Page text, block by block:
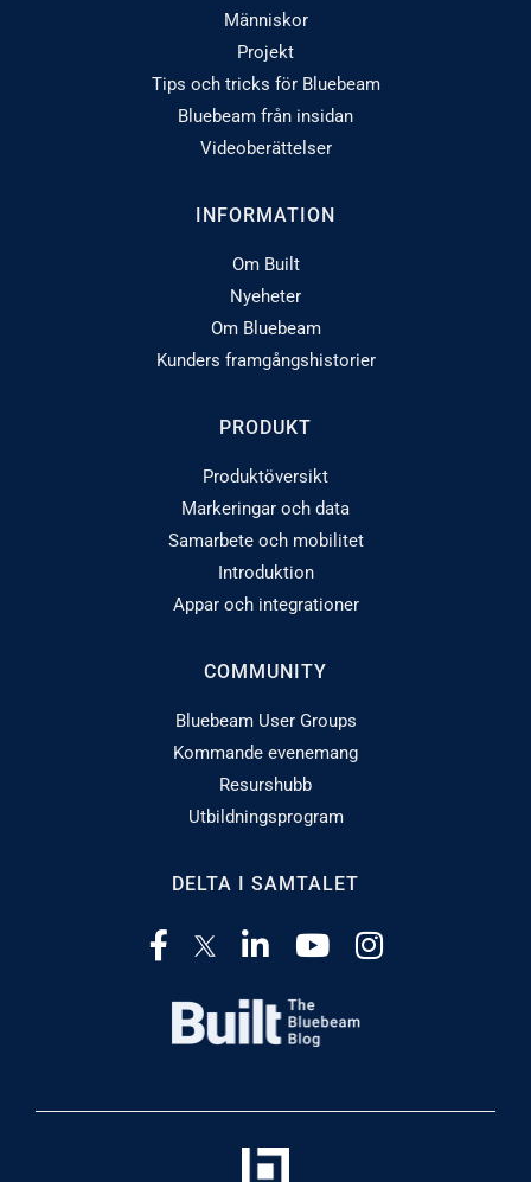
Människor
Projekt
Tips och tricks för Bluebeam
Bluebeam från insidan
Videoberättelser
INFORMATION
Om Built
Nyeheter
Om Bluebeam
Kunders framgångshistorier
PRODUKT
Produktöversikt
Markeringar och data
Samarbete och mobilitet
Introduktion
Appar och integrationer
COMMUNITY
Bluebeam User Groups
Kommande evenemang
Resurshubb
Utbildningsprogram
DELTA I SAMTALET